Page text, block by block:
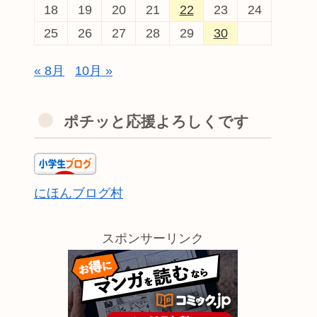
18
19 20 21 22 23
24
25
26 27 28 29 30
« 8月 10月 »
ポチッと応援よろしくです
にほんブログ村
スポンサーリンク